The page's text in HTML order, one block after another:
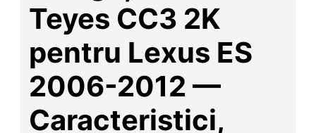
Teyes CC3 2K
pentru Lexus ES
2006-2012 —
Caracteristici,